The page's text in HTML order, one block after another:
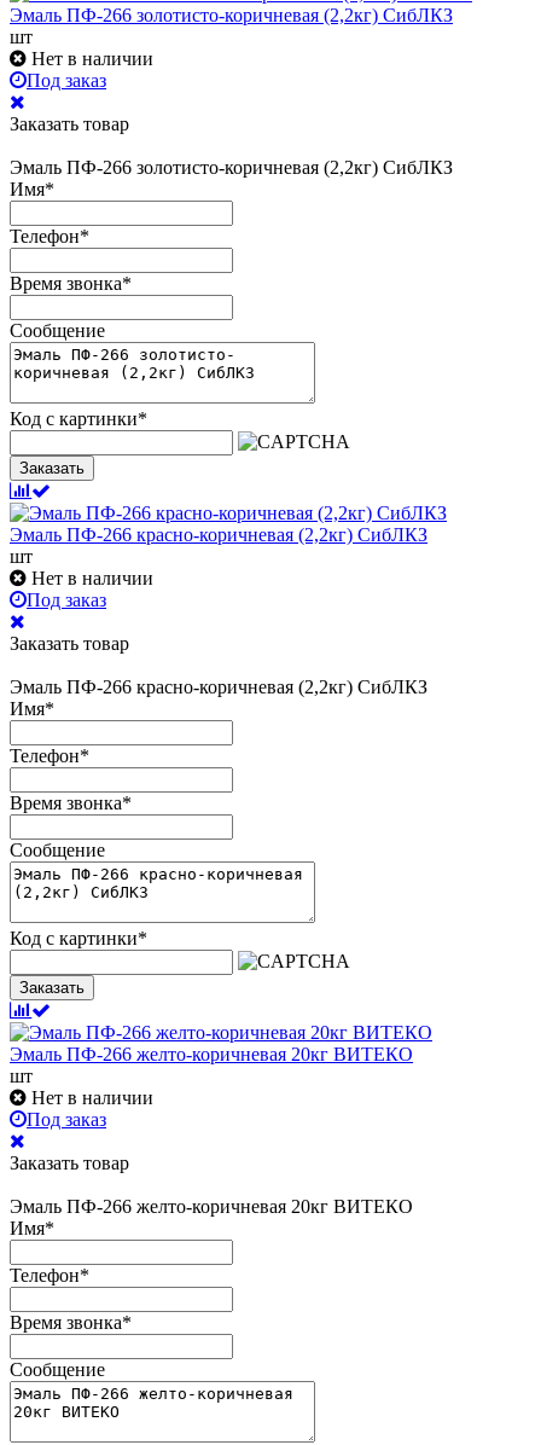
Эмаль ПФ-266 золотисто-коричневая (2,2кг) СибЛКЗ
шт
Нет в наличии
Под заказ
Заказать товар
Эмаль ПФ-266 золотисто-коричневая (2,2кг) СибЛКЗ
Имя*
Телефон*
Время звонка*
Сообщение
Код с картинки*
Заказать
Эмаль ПФ-266 красно-коричневая (2,2кг) СибЛКЗ
шт
Нет в наличии
Под заказ
Заказать товар
Эмаль ПФ-266 красно-коричневая (2,2кг) СибЛКЗ
Имя*
Телефон*
Время звонка*
Сообщение
Код с картинки*
Заказать
Эмаль ПФ-266 желто-коричневая 20кг ВИТЕКО
шт
Нет в наличии
Под заказ
Заказать товар
Эмаль ПФ-266 желто-коричневая 20кг ВИТЕКО
Имя*
Телефон*
Время звонка*
Сообщение